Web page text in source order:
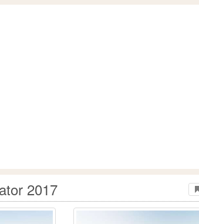
2017